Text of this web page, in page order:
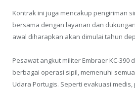
Kontrak ini juga mencakup pengiriman
bersama dengan layanan dan
awal diharapkan akan dimulai tahun
Pesawat angkut militer Embraer KC-390
berbagai operasi sipil, memenuhi
Udara Portugis. Seperti evakuasi